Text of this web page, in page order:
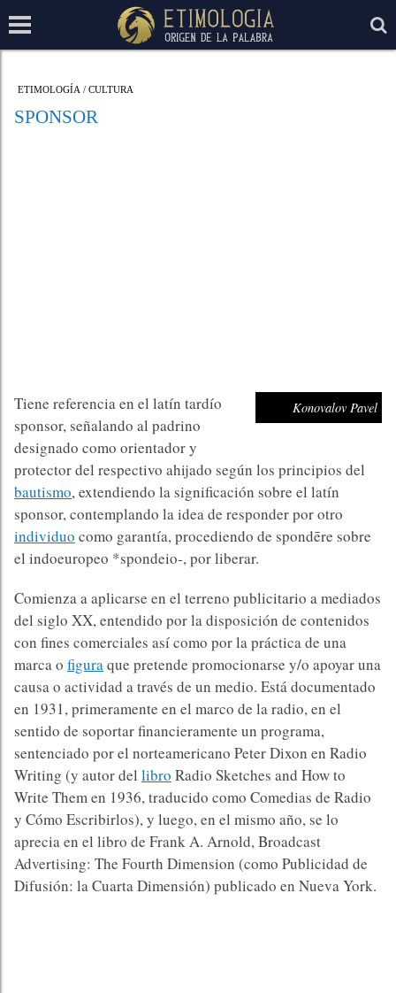
ETIMOLOGÍA / CULTURA
SPONSOR
Konovalov Pavel
Tiene referencia en el latín tardío
sponsor, señalando al padrino
designado como orientador y
protector del respectivo ahijado según los principios del
bautismo, extendiendo la significación sobre el latín
sponsor, contemplando la idea de responder por otro
individuo como garantía, procediendo de spondēre sobre
el indoeuropeo *spondeio-, por liberar.
Comienza a aplicarse en el terreno publicitario a mediados
del siglo XX, entendido por la disposición de contenidos
con fines comerciales así como por la práctica de una
marca o figuraque pretende promocionarse y/o apoyar una
causa o actividad a través de un medio. Está documentado
en 1931, primeramente en el marco de la radio, en el
sentido de soportar financieramente un programa,
sentenciado por el norteamericano Peter Dixon en Radio
Writing (y autor del libro Radio Sketches and How to
Write Them en 1936, traducido como Comedias de Radio
y Cómo Escribirlos), y luego, en el mismo año, se lo
aprecia en el libro de Frank A. Arnold, Broadcast
Advertising: The Fourth Dimension (como Publicidad de
Difusión: la Cuarta Dimensión) publicado en Nueva York.